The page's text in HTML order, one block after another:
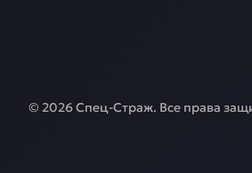
© 2026Спец-Страж. Все права